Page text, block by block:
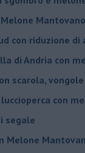
con riduzione di
di Andria con
scarola,
con
segale
Melone